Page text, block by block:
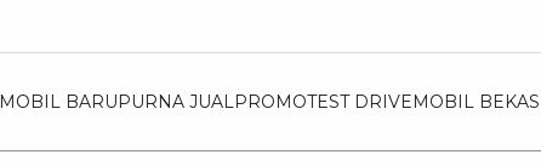
MOBIL BARUPURNA JUAL PROMOTEST DRIVEMOBIL BEKAS